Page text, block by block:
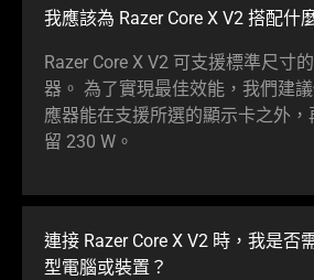
我應該為 Razer Core X V2 搭配什
Razer Core X V2 可支援標準尺寸
器。 為了實現最佳效能，我們建
應器能在支援所選的顯示卡之外，
留 230 W。
連接 Razer Core X V2 時，我是否
型電腦或裝置 ？